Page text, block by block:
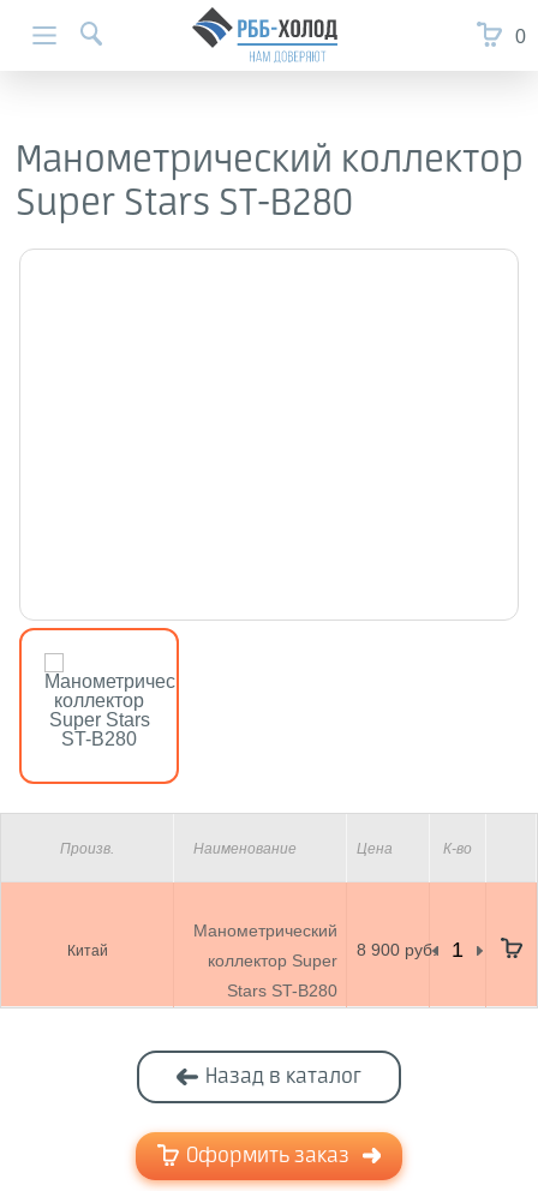
0
Манометрический коллектор
Super Stars ST-B280
Произв. Наименование Цена К-во
Китай
Манометрический
коллектор Super
Stars ST-B280
8 900 руб.
Назад в каталог
Оформить заказ